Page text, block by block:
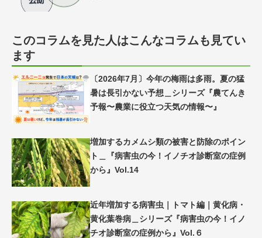
このコラムを見た人はこんなコラムも見てい
ます
〔2026年7月〕今年の梅雨は多雨。夏の猛
暑は長引かない予想＿シリーズ『農てんき
予報〜農業に役立つ天気の情報〜』
増加するカメムシ類の被害と防除のポイン
ト＿『病害虫の今！イノチオ診断室の症例
から』Vol.14
近年増加する病害虫｜トマト編｜黄化病・
黄化葉巻病＿シリーズ『病害虫の今！イノ
チオ診断室の症例から』Vol.６